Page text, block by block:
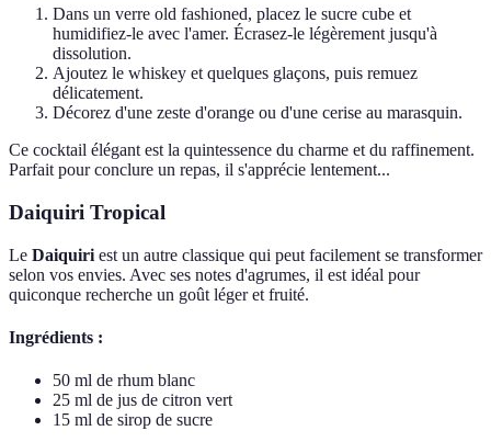
Dans un verre old fashioned, placez le sucre cube et
humidifiez-le avec l'amer. Écrasez-le légèrement jusqu'à
dissolution.
Ajoutez le whiskey et quelques glaçons, puis remuez
délicatement.
Décorez d'une zeste d'orange ou d'une cerise au marasquin.
Ce cocktail élégant est la quintessence du charme et du raffinement.
Parfait pour conclure un repas, il s'apprécie lentement...
Daiquiri Tropical
Le Daiquiri est un autre classique qui peut facilement se transformer
selon vos envies. Avec ses notes d'agrumes, il est idéal pour
quiconque recherche un goût léger et fruité.
Ingrédients :
50 ml de rhum blanc
25 ml de jus de citron vert
15 ml de sirop de sucre